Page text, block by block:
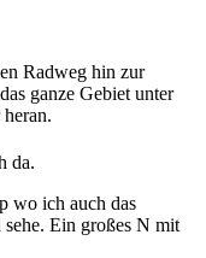
Radweg hin zur
ganze Gebiet unter
da.
wo ich auch das
Ein großes N mit